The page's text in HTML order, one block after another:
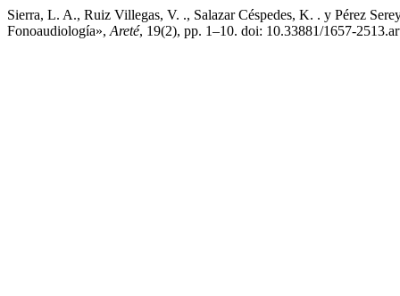
Sierra, L. A., Ruiz Villegas, V. ., Salazar Céspedes, K. . y Pérez
Fonoaudiología», Areté, 19(2), pp. 1–10. doi: 10.33881/1657-